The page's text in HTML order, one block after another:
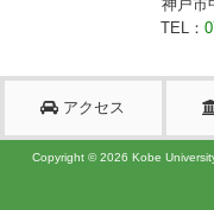
神戸市
TEL：
アクセス
Copyright ©2026 Kobe